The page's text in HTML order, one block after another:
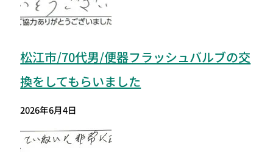
松江市/70代男/便器フラッシュバルブの交
換をしてもらいました
2026年6月4日